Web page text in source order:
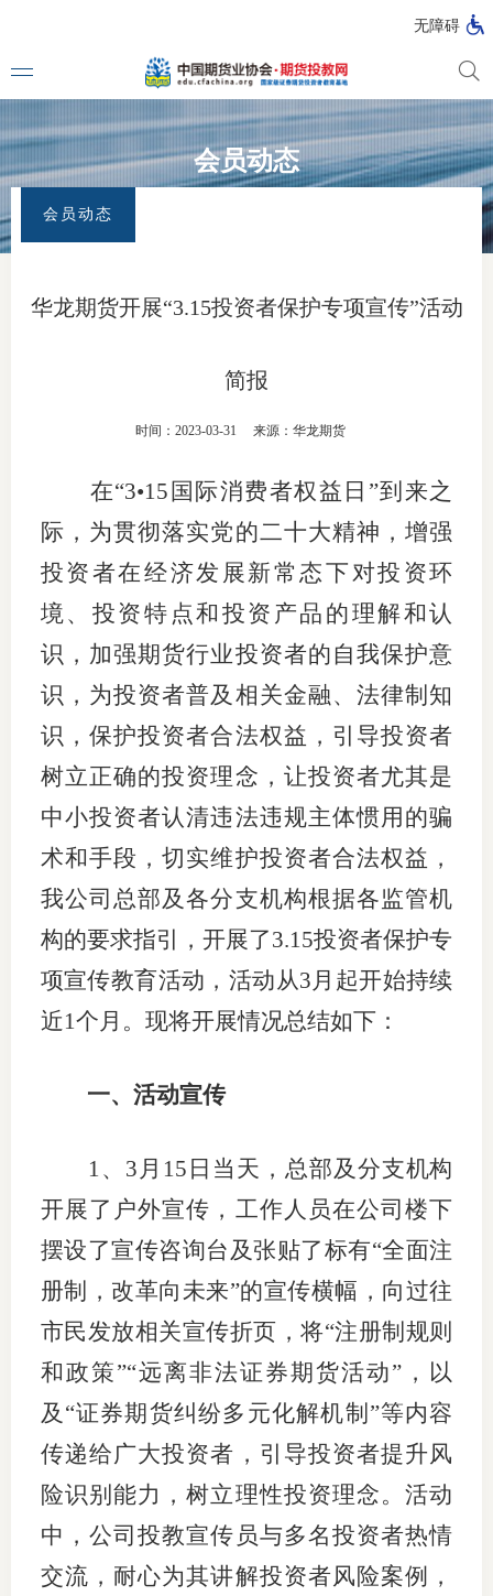
无障碍
媒体看
投教动
漫画图
上市品
投教书
风险案
期货
业务指
维权须
案情解
热线问
政策法
网上投
会员动态
会员动态
华龙期货开展“3.15投资者保护专项宣传”活动
简报
时间：2023-03-31 来源：华龙期货
在“3•15 国际消费者权益日”到来之
际，为贯彻落实党的二十大精神，增强
投资者在经济发展新常态下对投资环
境、投资特点和投资产品的理解和认
识，加强期货行业投资者的自我保护意
识， 为投资者普及相关金融、法律制知
识，保护投资者合法权益，引导投资者
树立正确的投资理念，让投资者尤其是
中小投资者认清违法违规主体惯用的骗
术和手段，切实维护投资者合法权益，
我公司总部及各分支机构根据各监管机
构的要求指引，开展了3.15投资者保护专
项宣传教育活动，活动从3月起开始持续
近1个月。现将开展情况总结如下：
一、 活动宣传
1、 3 月 15 日当天，总部及分支机构
开展了户外宣传，工作人员在公司楼下
摆设了宣传咨询台及张贴了标有“全面注
册制，改革向未来”的宣传横幅，向过往
市民发放相关宣传折页，将“注册制规则
和政策”“远离非法证券期货活动”，以
及“证券期货纠纷多元化解机制”等内容
传递给广大投资者，引导投资者提升风
险识别能力，树立理性投资理念。活动
中，公司投教宣传员与多名投资者热情
交流，耐心为其讲解投资者风险案例，